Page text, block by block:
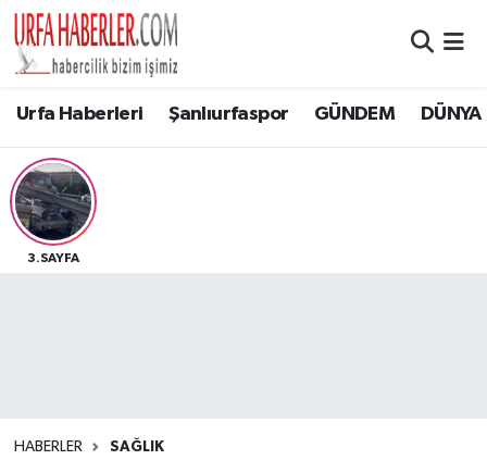
Urfa Haberleri Şanlıurfaspor GÜNDEM DÜNYA
3.SAYFA
HABERLER SAĞLIK
Şanlıurfa Nöbetçi Eczaneler
Şanlıurfa Namaz Vakitleri
Şanlıurfa Trafik Yoğunluk Haritası